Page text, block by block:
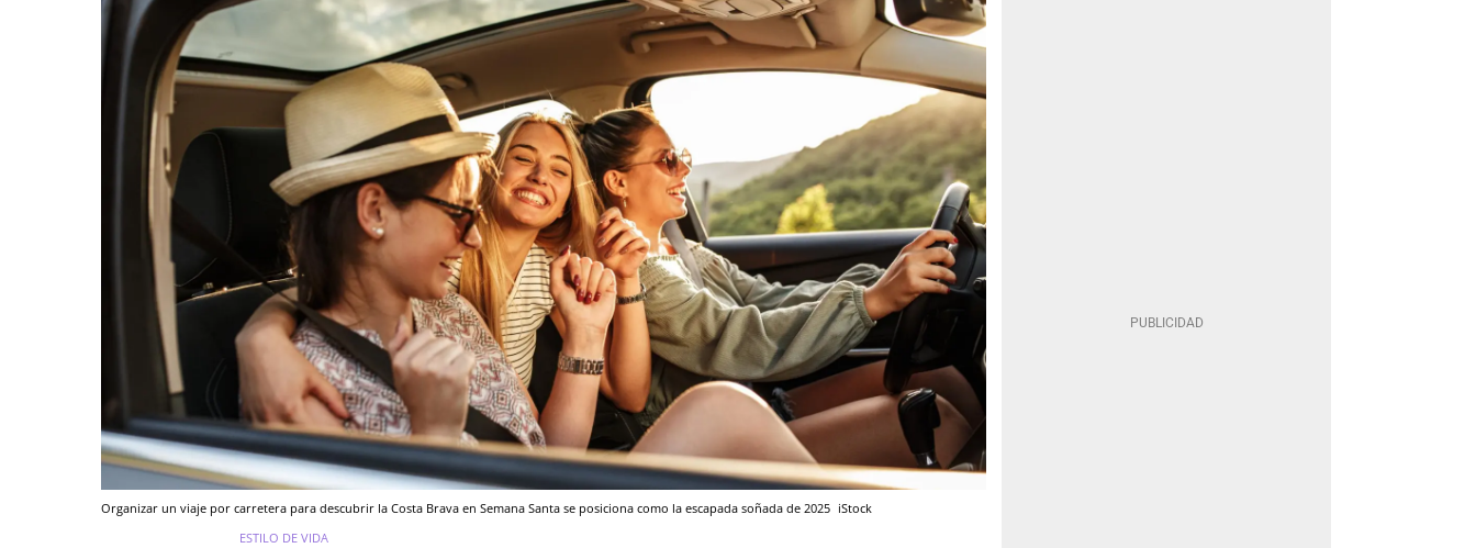
Organizar un viaje por carretera para descubrir la Costa Brava en Semana Santa se posiciona como la escapada soñada de 2025 iStock
ESTILO DE VIDA